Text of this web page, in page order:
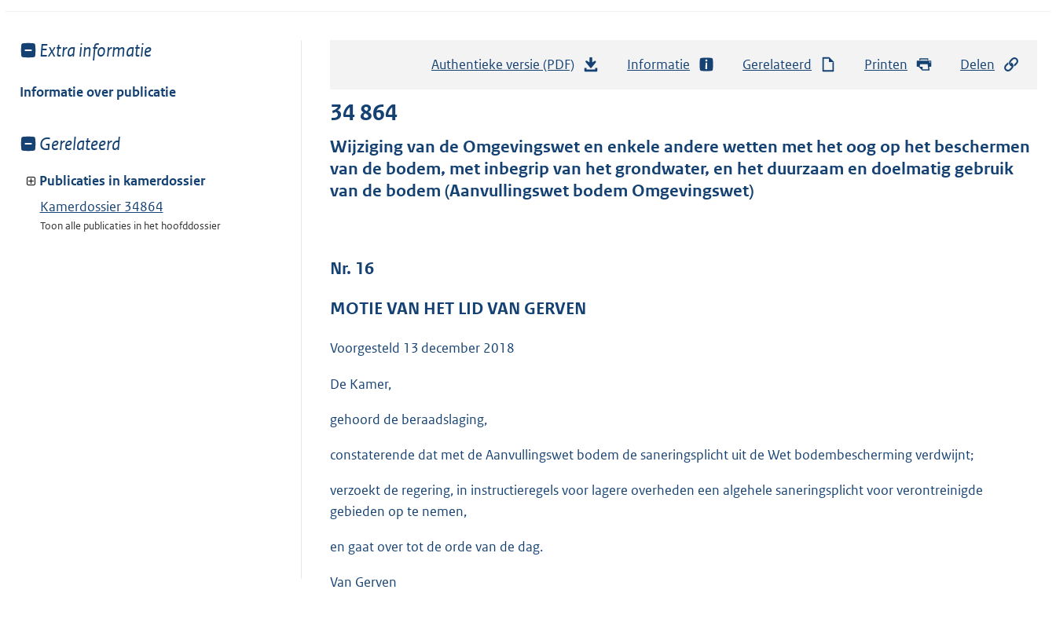
Toon
van:
Extra informatie
Informatie over publicatie
Toon
van:
Gerelateerd
Publicaties in kamerdossier
Kamerdossier 34864
Toon alle publicaties in het hoofddossier
Authentieke versie (PDF)
a
n
d
t
K
Informatie Gerelateerd Printen Delen
34 864
Wijziging van de Omgevingswet en enkele andere wetten met het oog op het beschermen
van de bodem, met inbegrip van het grondwater, en het duurzaam en doelmatig gebruik
van de bodem (Aanvullingswet bodem Omgevingswet)
Nr. 16
MOTIE VAN HET LID VAN GERVEN
Voorgesteld 13 december 2018
De Kamer,
gehoord de beraadslaging,
constaterende dat met de Aanvullingswet bodem de saneringsplicht uit de Wet bodembescherming verdwijnt;
verzoekt de regering, in instructieregels voor lagere overheden een algehele saneringsplicht voor verontreinigde
gebieden op te nemen,
en gaat over tot de orde van de dag.
Van Gerven